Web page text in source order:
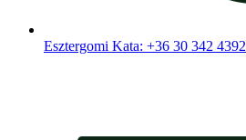
Esztergomi Kata: +36 30 342 4392